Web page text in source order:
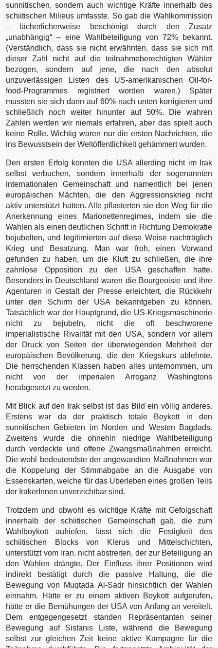
sunnitischen, sondern auch wichtige Kräfte innerhalb des
schiitischen Milieus umfasste. So gab die Wahlkommission
– lächerlicherweise beschönigt durch den Zusatz
„unabhängig“ – eine Wahlbeteiligung von 72% bekannt.
(Verständlich, dass sie nicht erwähnten, dass sie sich mit
dieser Zahl nicht auf die teilnahmeberechtigten Wähler
bezogen, sondern auf jene, die nach den absolut
unzuverlässigen Listen des US-amerikanischen Oil-for-
food-Programmes registriert worden waren.) Später
mussten sie sich dann auf 60% nach unten korrigieren und
schließlich noch weiter hinunter auf 50%. Die wahren
Zahlen werden wir niemals erfahren, aber das spielt auch
keine Rolle. Wichtig waren nur die ersten Nachrichten, die
ins Bewusstsein der Weltöffentlichkeit gehämmert wurden.
Den ersten Erfolg konnten die USA allerding nicht im Irak
selbst verbuchen, sondern innerhalb der sogenannten
internationalen Gemeinschaft und namentlich bei jenen
europäischen Mächten, die den Aggressionskrieg nicht
aktiv unterstützt hatten. Alle pflasterten sie den Weg für die
Anerkennung eines Marionettenregimes, indem sie die
Wahlen als einen deutlichen Schritt in Richtung Demokratie
bejubelten, und legitimierten auf diese Weise nachträglich
Krieg und Besatzung. Man war froh, einen Vorwand
gefunden zu haben, um die Kluft zu schließen, die ihre
zahnlose Opposition zu den USA geschaffen hatte.
Besonders in Deutschland waren die Bourgeoisie und ihre
Agenturen in Gestalt der Presse erleichtert, die Rückkehr
unter den Schirm der USA bekanntgeben zu können.
Tatsächlich war der Hauptgrund, die US-Kriegsmaschinerie
nicht zu bejubeln, nicht die oft beschworene
imperialistische Rivalität mit den USA, sondern vor allem
der Druck von Seiten der überwiegenden Mehrheit der
europäischen Bevölkerung, die den Kriegskurs ablehnte.
Die herrschenden Klassen haben alles unternommen, um
nicht von der imperialen Arroganz Washingtons
herabgesetzt zu werden.
Mit Blick auf den Irak selbst ist das Bild ein völlig anderes.
Erstens war da der praktisch totale Boykott in den
sunnitischen Gebieten im Norden und Westen Bagdads.
Zweitens wurde die ohnehin niedrige Wahlbeteiligung
durch verdeckte und offene Zwangsmaßnahmen erreicht.
Die wohl bedeutendste der angewandten Maßnahmen war
die Koppelung der Stimmabgabe an die Ausgabe von
Essenskarten, welche für das Überleben eines großen Teils
der IrakerInnen unverzichtbar sind.
Trotzdem und obwohl es wichtige Kräfte mit Gefolgschaft
innerhalb der schiitischen Gemeinschaft gab, die zum
Wahlboykott aufriefen, lässt sich die Festigkeit des
schiitischen Blocks von Klerus und Mittelschichten,
unterstützt vom Iran, nicht abstreiten, der zur Beteiligung an
den Wahlen drängte. Der Einfluss ihrer Positionen wird
indirekt bestätigt durch die passive Haltung, die die
Bewegung von Muqtada Al-Sadr hinsichtlich der Wahlen
einnahm. Hätte er zu einem aktiven Boykott aufgerufen,
hätte er die Bemühungen der USA von Anfang an vereitelt.
Dem entgegengesetzt standen Repräsentanten seiner
Bewegung auf Sistanis Liste, während die Bewegung
selbst zur gleichen Zeit keine aktive Kampagne für die